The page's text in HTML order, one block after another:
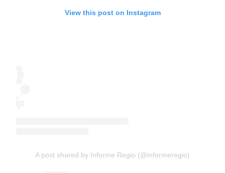
View this post on Instagram
A post shared by Informe Regio (@informeregio)